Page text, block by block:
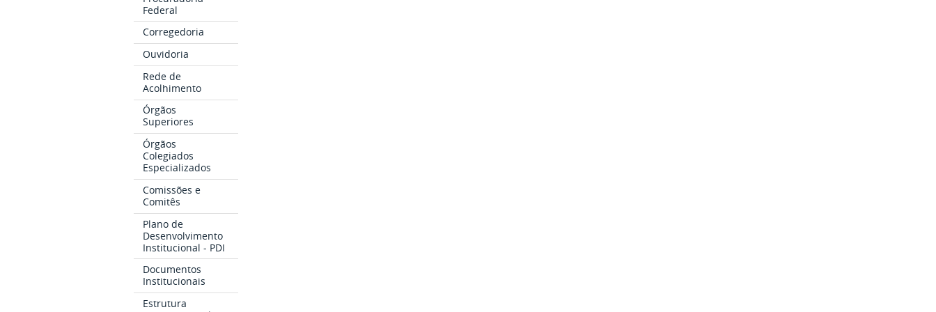
Federal
Corregedoria
Ouvidoria
Rede de
Acolhimento
Órgãos
Superiores
Órgãos
Colegiados
Especializados
Comissões e
Comitês
Plano de
Desenvolvimento
Institucional - PDI
Documentos
Institucionais
Estrutura